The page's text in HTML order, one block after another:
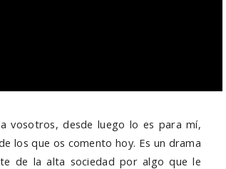
vosotros, desde luego lo es para mí,
los que os comento hoy. Es un drama
de la alta sociedad por algo que le